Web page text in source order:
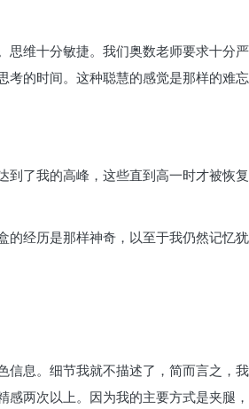
维十分敏捷。我们奥数老师要求十分
的时间。这种聪慧的感觉是那样的难
了我的高峰，这些直到高一时才被恢
经历是那样神奇，以至于我仍然记忆
息。细节我就不描述了，简而言之，
两次以上。因为我的主要方式是夹腿